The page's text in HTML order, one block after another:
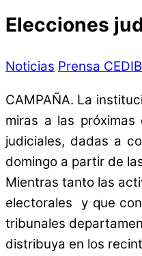
Elecciones
Noticias Prensa CEDIB
CAMPAÑA. La
miras a las
judiciales, dadas a
domingo a partir de
Mientras tanto las
electorales y que
tribunales
distribuya en los